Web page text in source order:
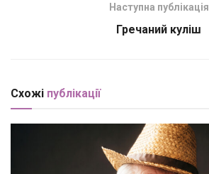
Наступна публікація
Гречаний куліш
Схожі публікації